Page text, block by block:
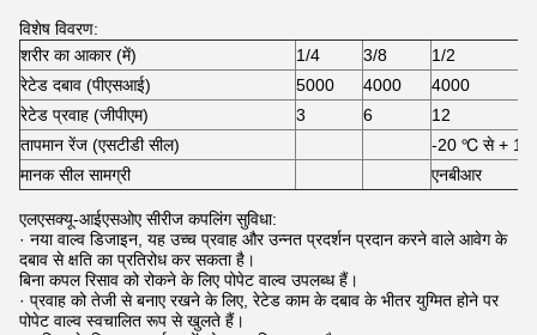
विशेष विवरण:
शरीर का आकार (में)
1/4 3/8
1/2
रेटेड दबाव (पीएसआई)
5000 4000
4000
रेटेड प्रवाह (जीपीएम)
3 6
12
तापमान रेंज (एसटीडी सील)
-20 ℃ से +
मानक सील सामग्री
एनबीआर
एलएसक्यू-आईएसओए सीरीज कपलिंग सुविधा:
· नया वाल्व डिजाइन, यह उच्च प्रवाह और उन्नत प्रदर्शन प्रदान करने वाले आवेग के
दबाव से क्षति का प्रतिरोध कर सकता है।
बिना कपल रिसाव को रोकने के लिए पोपेट वाल्व उपलब्ध हैं।
· प्रवाह को तेजी से बनाए रखने के लिए, रेटेड काम के दबाव के भीतर युग्मित होने पर
पोपेट वाल्व स्वचालित रूप से खुलते हैं।